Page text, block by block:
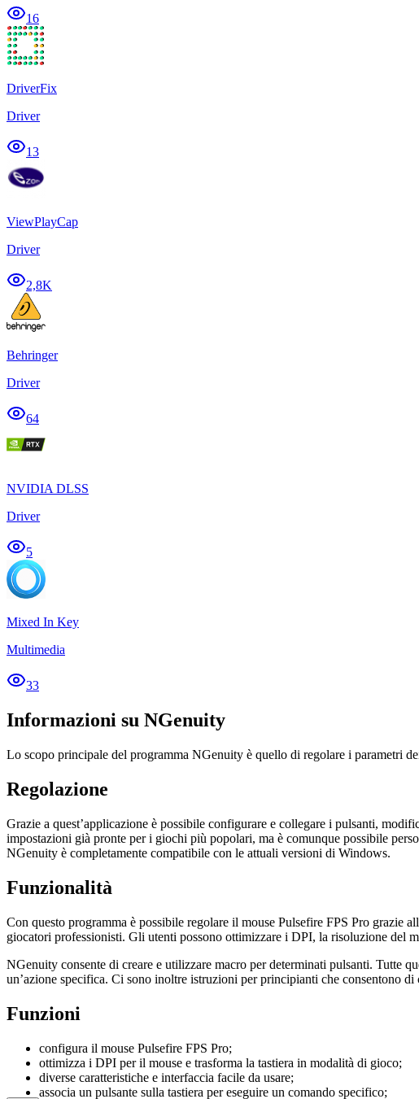
16
DriverFix
Driver
13
ViewPlayCap
Driver
2,8K
Behringer
Driver
64
NVIDIA DLSS
Driver
5
Mixed In Key
Multimedia
33
Informazioni su NGenuity
Lo scopo principale del programma NGenuity è quello di regolare i parametri
Regolazione
Grazie a quest’applicazione è possibile configurare e collegare i pulsanti,
impostazioni già pronte per i giochi più popolari, ma è comunque possibile
NGenuity è completamente compatibile con le attuali versioni di Windows.
Funzionalità
Con questo programma è possibile regolare il mouse Pulsefire FPS Pro grazie
giocatori professionisti. Gli utenti possono ottimizzare i DPI, la risoluzione del
NGenuity consente di creare e utilizzare macro per determinati pulsanti. Tutte
un’azione specifica. Ci sono inoltre istruzioni per principianti che consentono
Funzioni
configura il mouse Pulsefire FPS Pro;
ottimizza i DPI per il mouse e trasforma la tastiera in modalità di gioco;
diverse caratteristiche e interfaccia facile da usare;
associa un pulsante sulla tastiera per eseguire un comando specifico;